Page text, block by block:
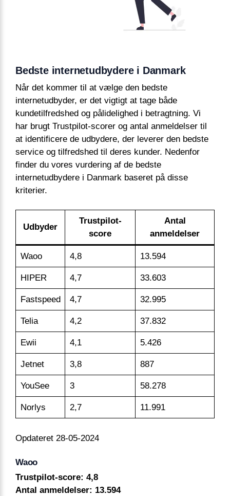
Bedste internetudbydere i Danmark
Når det kommer til at vælge den bedste
internetudbyder, er det vigtigt at tage både
kundetilfredshed og pålidelighed i betragtning. Vi
har brugt Trustpilot-scorer og antal anmeldelser til
at identificere de udbydere, der leverer den bedste
service og tilfredshed til deres kunder. Nedenfor
finder du vores vurdering af de bedste
internetudbydere i Danmark baseret på disse
kriterier.
Udbyder
Trustpilot-
score
Antal
anmeldelser
Waoo 4,8 13.594
HIPER 4,7 33.603
Fastspeed 4,7 32.995
Telia 4,2 37.832
Ewii 4,1 5.426
Jetnet 3,8 887
YouSee 3 58.278
Norlys 2,7 11.991
Opdateret 28-05-2024
Waoo
Trustpilot-score: 4,8
Antal anmeldelser: 13.594